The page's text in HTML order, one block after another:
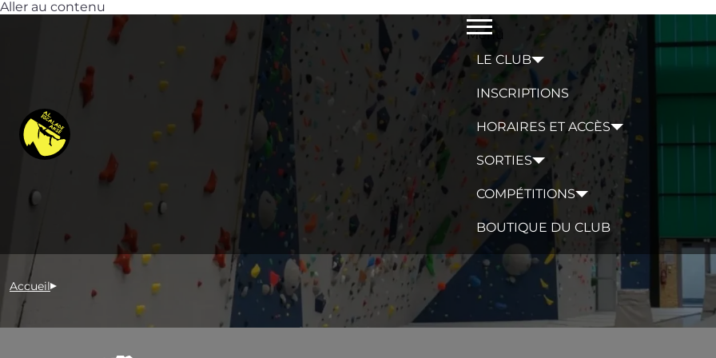
Aller au contenu
Menu
LE CLUB
INSCRIPTIONS
HORAIRES ET ACCÈS
SORTIES
COMPÉTITIONS
BOUTIQUE DU CLUB
Accueil